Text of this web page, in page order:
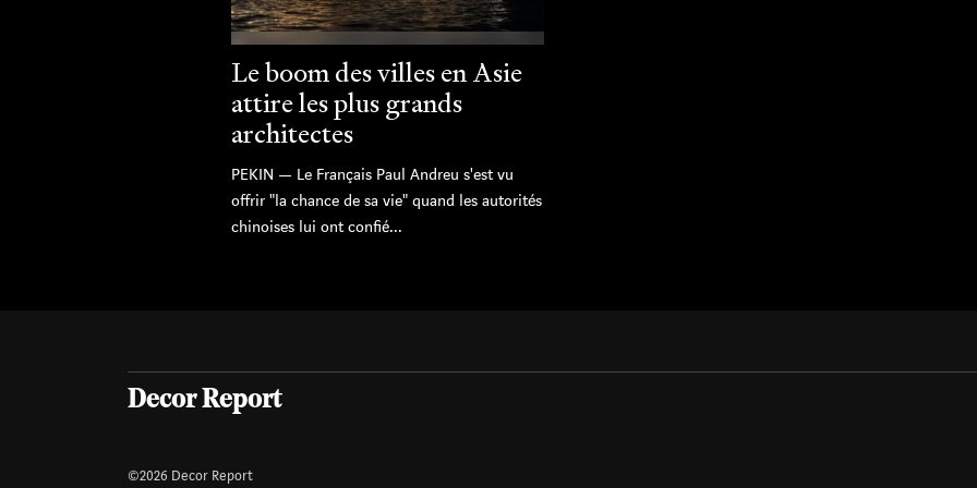
Le boom des villes en Asie
attire les plus grands
architectes
PEKIN — Le Français Paul Andreu s'est vu
offrir "la chance de sa vie" quand les autorités
chinoises lui ont confié...
Decor Report
©2026 Decor Report